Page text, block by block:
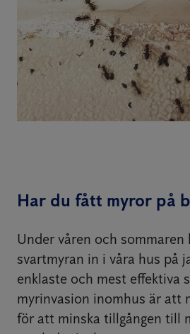
Har du fått myror på
Under våren och sommaren
svartmyran in i våra hus på
enklaste och mest effektiva
myrinvasion inomhus är att
för att minska tillgången till